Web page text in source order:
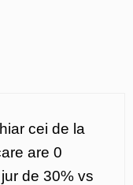
cei de la
are 0
de 30% vs